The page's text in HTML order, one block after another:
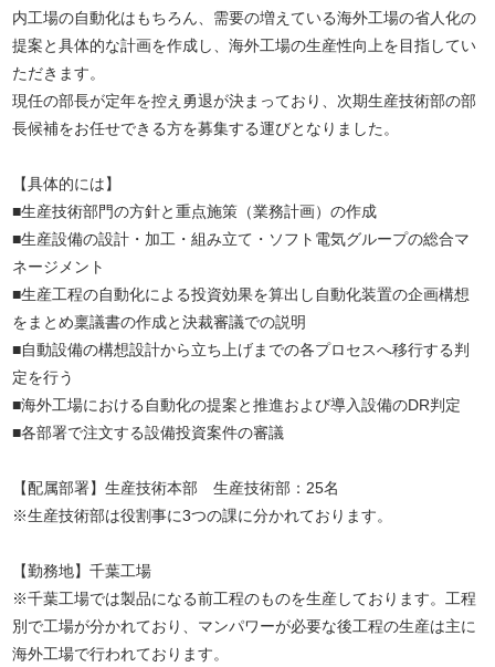
内工場の自動化はもちろん、需要の増えている海外工場の省人化の
提案と具体的な計画を作成し、海外工場の生産性向上を目指してい
ただきます。
現任の部長が定年を控え勇退が決まっており、次期生産技術部の部
長候補をお任せできる方を募集する運びとなりました。
【具体的には】
■生産技術部門の方針と重点施策（業務計画）の作成
■生産設備の設計・加工・組み立て・ソフト電気グループの総合マ
ネージメント
■生産工程の自動化による投資効果を算出し自動化装置の企画構想
をまとめ稟議書の作成と決裁審議での説明
■自動設備の構想設計から立ち上げまでの各プロセスへ移行する判
定を行う
■海外工場における自動化の提案と推進および導入設備のDR判定
■各部署で注文する設備投資案件の審議
【配属部署】生産技術本部 生産技術部：25名
※生産技術部は役割事に3つの課に分かれております。
【勤務地】千葉工場
※千葉工場では製品になる前工程のものを生産しております。工程
別で工場が分かれており、マンパワーが必要な後工程の生産は主に
海外工場で行われております。